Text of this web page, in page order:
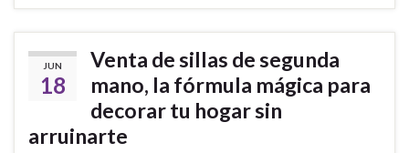
JUN
18
Venta de sillas de segunda
mano, la fórmula mágica para
decorar tu hogar sin
arruinarte